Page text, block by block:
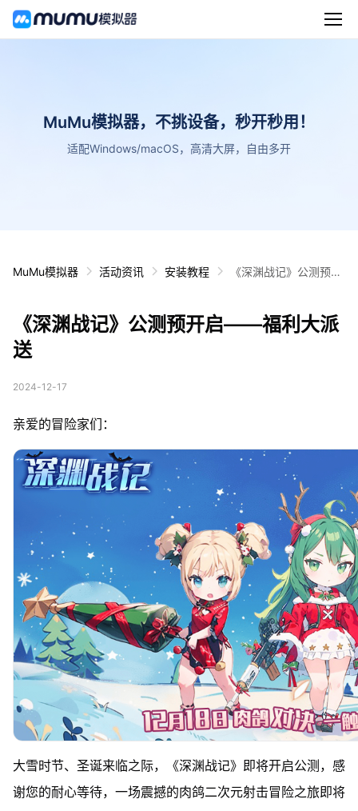
MuMu模拟器，不挑设备，秒开秒用！
适配Windows/macOS，高清大屏，自由多开
MuMu模拟器 活动资讯 安装教程
《深渊战记》公测预开
《深渊战记》公测预开启——福利大派
送
2024-12-17
亲爱的冒险家们：
大雪时节、圣诞来临之际，《深渊战记》即将开启公测，感
谢您的耐心等待，一场震撼的肉鸽二次元射击冒险之旅即将